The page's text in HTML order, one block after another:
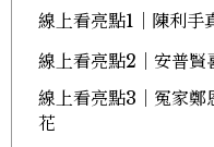
線上看亮點1｜陳利手
線上看亮點2｜安普賢
線上看亮點3｜冤家鄭
花